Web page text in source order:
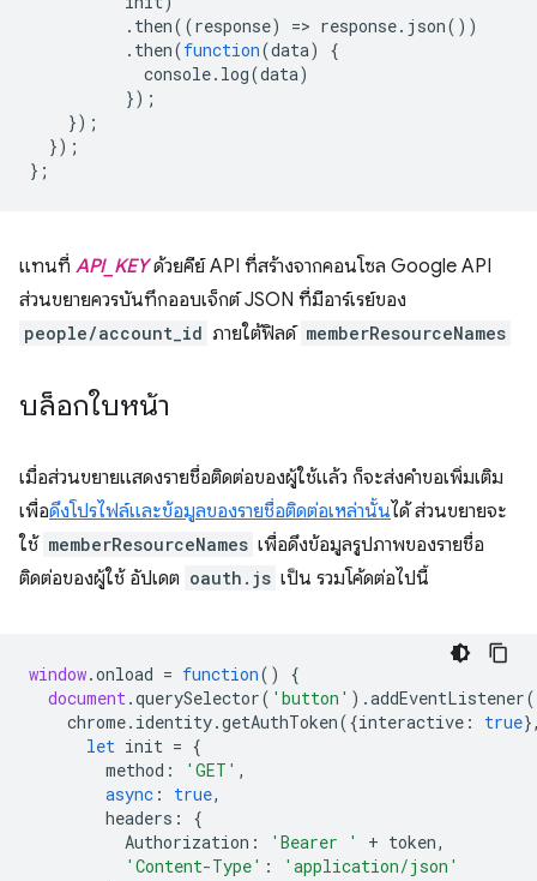
. then((response) => response. json())
. then(function(data)
{
console. log(data)
});
});
});
};
แทนที่ API_KEYด้วยคีย์ API ที่สร้างจากคอนโซล Google API
ส่วนขยายควรบันทึกออบเจ็กต์ JSON ที่มีอาร์เรย์ของ
people/account_id ภายใต้ฟิลด์ memberResourceNames
บล็อกใบหน้า
เมื่อส่วนขยายแสดงรายชื่อติดต่อของผู้ใช้แล้ว ก็จะส่งคำขอเพิ่มเติม
เพื่อดึงโปรไฟล์และข้อมูลของรายชื่อติดต่อเหล่านั้นได้ ส่วนขยายจะ
ใช้ memberResourceNames เพื่อดึงข้อมูลรูปภาพของรายชื่อ
ติดต่อของผู้ใช้ อัปเดต oauth.js เป็น รวมโค้ดต่อไปนี้
window.onload = function()
{
document.querySelector( 'button' ).addEventListener(
chrome. identity.getAuthToken({interactive : true
let init = {
method : 'GET' ,
async : true,
headers :
{
Authorization : 'Bearer ' + token,
'Content-Type' :
'application/json'